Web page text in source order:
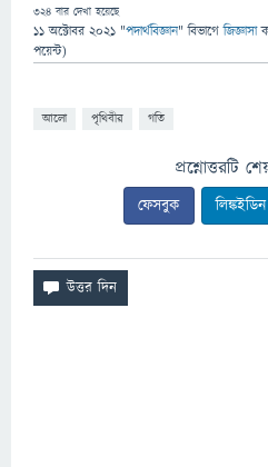
324 বার দেখা হয়েছে
11 অক্টোবর 2021 "পদার্থবিজ্ঞান" বিভাগে জিজ্ঞাসা
পয়েন্ট)
আলো পৃথিবীর গতি
প্রশ্নোত্তরটি
ফেসবুক লিঙ্কইডিন